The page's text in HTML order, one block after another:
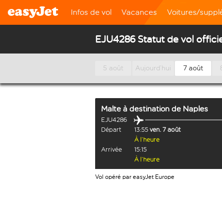
Infos de vol Vacances Voitures/
EJU4286 Statut de vol
5 août Aujourd’hui 7 août
Malte à destination de Naples
EJU4286
Départ
13:55 ven. 7 août
À l’heure
Arrivée
15:15
À l’heure
Vol opéré par easyJet Europe